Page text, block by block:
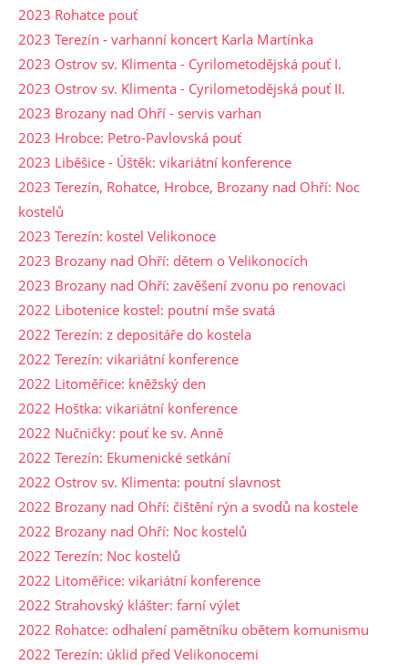
2023 Rohatce pouť
2023 Terezín - varhanní koncert Karla Martínka
2023 Ostrov sv. Klimenta - Cyrilometodějská pouť I.
2023 Ostrov sv. Klimenta - Cyrilometodějská pouť II.
2023 Brozany nad Ohří - servis varhan
2023 Hrobce: Petro-Pavlovská pouť
2023 Liběšice - Úštěk: vikariátní konference
2023 Terezín, Rohatce, Hrobce, Brozany nad Ohří: Noc
kostelů
2023 Terezín: kostel Velikonoce
2023 Brozany nad Ohří: dětem o Velikonocích
2023 Brozany nad Ohří: zavěšení zvonu po renovaci
2022 Libotenice kostel: poutní mše svatá
2022 Terezín: z depositáře do kostela
2022 Terezín: vikariátní konference
2022 Litoměřice: kněžský den
2022 Hoštka: vikariátní konference
2022 Nučničky: pouť ke sv. Anně
2022 Terezín: Ekumenické setkání
2022 Ostrov sv. Klimenta: poutní slavnost
2022 Brozany nad Ohří: čištění rýn a svodů na kostele
2022 Brozany nad Ohří: Noc kostelů
2022 Terezín: Noc kostelů
2022 Litoměřice: vikariátní konference
2022 Strahovský klášter: farní výlet
2022 Rohatce: odhalení pamětníku obětem komunismu
2022 Terezín: úklid před Velikonocemi